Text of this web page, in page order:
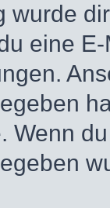
wurde
eine
Wenn